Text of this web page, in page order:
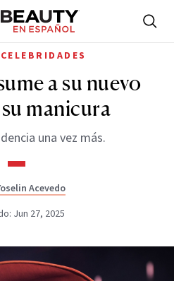
for:
CELEBRIDADES
a su nuevo
manicura
una vez más.
Acevedo
Jun 27, 2025